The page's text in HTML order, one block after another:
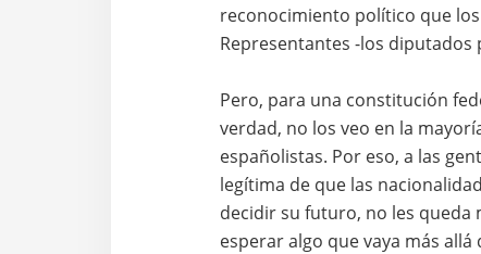
reconocimiento político que
Representantes -los diputados
Pero, para una constitución
verdad, no los veo en la
españolistas. Por eso, a las
legítima de que las
decidir su futuro, no les queda
esperar algo que vaya más allá